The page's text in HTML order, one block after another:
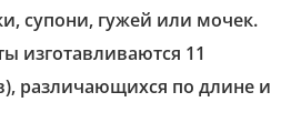
супони, гужей или мочек.
изготавливаются 11
различающихся по длине и